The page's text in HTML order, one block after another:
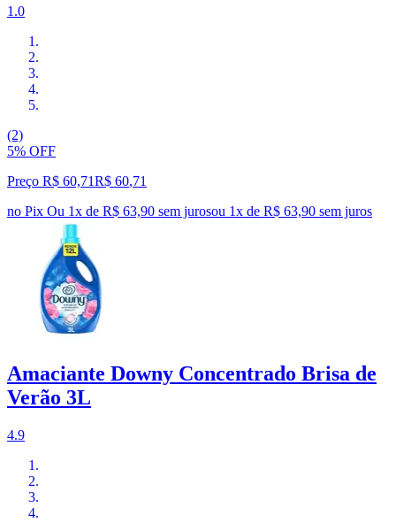
1.0
(2)
5% OFF
Preço R$ 60,71R$ 60,71
no Pix Ou 1x de R$ 63,90 sem jurosou 1x de R$ 63,90 sem juros
Amaciante Downy Concentrado Brisa de
Verão 3L
4.9